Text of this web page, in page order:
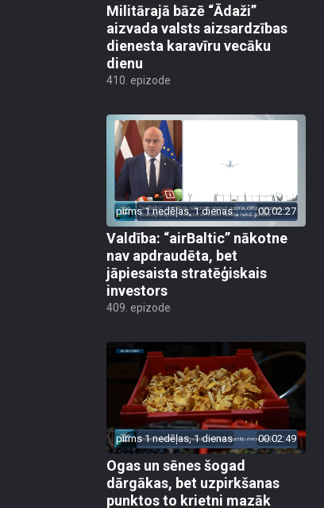
Militārajā bāzē “Ādaži”
aizvada valsts aizsardzības
dienesta karavīru vecāku
dienu
410. epizode
pirms 1 nedēļas, 1 dienas 00:02:27
Valdība: “airBaltic” nākotne
nav apdraudēta, bet
jāpiesaista stratēģiskais
investors
409. epizode
pirms 1 nedēļas, 1 dienas 00:02:49
Ogas un sēnes šogad
dārgākas, bet uzpirkšanas
punktos to krietni mazāk